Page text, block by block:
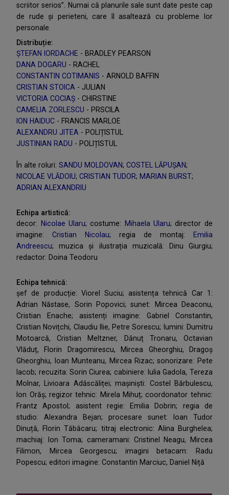
scriitor serios”. Numai că planurile sale sunt date peste cap
de rude și perieteni, care îl asaltează cu probleme lor
personale.
Distribuție:
ȘTEFAN IORDACHE - BRADLEY PEARSON
DANA DOGARU - RACHEL
CONSTANTIN COTIMANIS - ARNOLD BAFFIN
CRISTIAN STOICA - JULIAN
VICTORIA COCIAȘ - CHIRSTINE
CAMELIA ZORLESCU - PRSCILA
ION HAIDUC - FRANCIS MARLOE
ALEXANDRU JITEA - POLIȚISTUL
JUSTINIAN RADU - POLIȚISTUL
În alte roluri:SANDU MOLDOVAN;COSTEL LĂPUȘAN;
NICOLAE VLĂDOIU;CRISTIAN TUDOR; MARIAN BURST;
ADRIAN ALEXANDRIU
Echipa artistică:
decor:
Nicolae Ularu; costume: Mihaela Ularu; director de
imagine:Cristian Nicolau; regia de montaj:
Emilia
Andreescu; muzica și ilustrația muzicală: Dinu Giurgiu;
redactor: Doina Teodoru
Echipa tehnică:
șef de producție: Viorel Suciu; asistența tehnică Car 1:
Adrian Năstase, Sorin Popovici; sunet: Mircea Deaconu,
Cristian Enache; asistenți imagine: Gabriel Constantin,
Cristian Novițchi, Claudiu Ilie, Petre Sorescu; lumini: Dumitru
Motoarcă, Cristian Meltzner, Dănuț Tronaru, Octavian
Vlăduț, Florin Dragomirescu, Mircea Gheorghiu, Dragoș
Gheorghiu, Ioan Munteanu, Mircea Rizac; sonorizare: Pete
Iacob; recuzita: Sorin Ciurea; cabiniere: Iulia Gadola, Tereza
Molnar, Livioara Adăscăliței; mașiniști: Costel Bărbulescu,
Ion Orăș; regizor tehnic: Mirela Mihuț; coordonator tehnic:
Frantz Apostol; asistent regie: Emilia Dobrin; regia de
studio: Alexandra Bejan; procesare sunet: Ioan Tudor
Dinuță, Florin Tăbăcaru; titraj electronic: Alina Burghelea;
machiaj: Ion Toma; cameramani: Cristinel Neagu, Mircea
Filimon, Mircea Georgescu; imagini betacam: Radu
Popescu; editori imagine: Constantin Marciuc, Daniel Niță